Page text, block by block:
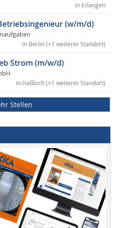
in Erlangen
(w/m/d)
in Berlin (+1 weiterer Standort)
Strom (m/w/d)
in Haßloch (+1 weiterer Standort)
Stellen